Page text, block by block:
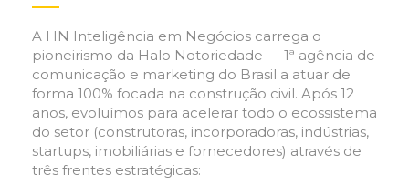
A HN Inteligência em Negócios carrega o
pioneirismo da Halo Notoriedade — 1ª agência de
comunicação e marketing do Brasil a atuar de
forma 100% focada na construção civil. Após 12
anos, evoluímos para acelerar todo o ecossistema
do setor (construtoras, incorporadoras, indústrias,
startups, imobiliárias e fornecedores) através de
três frentes estratégicas: